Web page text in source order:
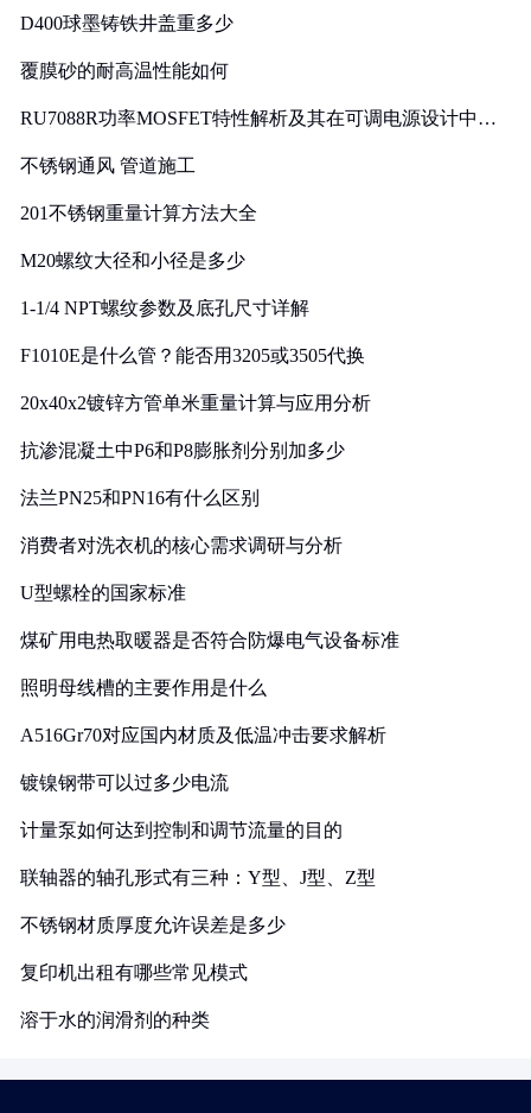
D400球墨铸铁井盖重多少
覆膜砂的耐高温性能如何
RU7088R功率MOSFET特性解析及其在可调电源设计中的
不锈钢通风 管道施工
201不锈钢重量计算方法大全
M20螺纹大径和小径是多少
1-1/4 NPT螺纹参数及底孔尺寸详解
F1010E是什么管？能否用3205或3505代换
20x40x2镀锌方管单米重量计算与应用分析
抗渗混凝土中P6和P8膨胀剂分别加多少
法兰PN25和PN16有什么区别
消费者对洗衣机的核心需求调研与分析
U型螺栓的国家标准
煤矿用电热取暖器是否符合防爆电气设备标准
照明母线槽的主要作用是什么
A516Gr70对应国内材质及低温冲击要求解析
镀镍钢带可以过多少电流
计量泵如何达到控制和调节流量的目的
联轴器的轴孔形式有三种：Y型、J型、Z型
不锈钢材质厚度允许误差是多少
复印机出租有哪些常见模式
溶于水的润滑剂的种类